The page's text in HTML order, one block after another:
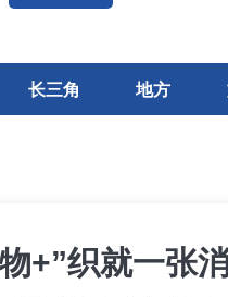
长三角 地方
+”织就一张